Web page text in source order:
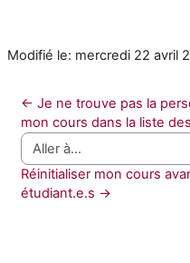
Modifié le: mercredi 22 avril
← Je ne trouve pas la
mon cours dans la liste
Aller à…
Réinitialiser mon cours
étudiant.e.s →